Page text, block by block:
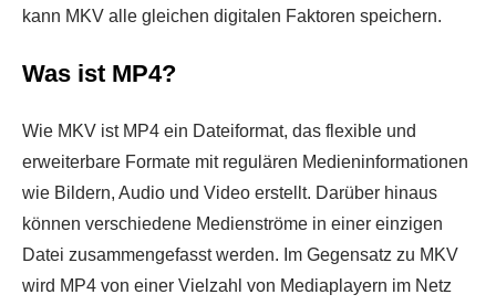
kann MKV alle gleichen digitalen Faktoren speichern.
Was ist MP4?
Wie MKV ist MP4 ein Dateiformat, das flexible und
erweiterbare Formate mit regulären Medieninformationen
wie Bildern, Audio und Video erstellt. Darüber hinaus
können verschiedene Medienströme in einer einzigen
Datei zusammengefasst werden. Im Gegensatz zu MKV
wird MP4 von einer Vielzahl von Mediaplayern im Netz